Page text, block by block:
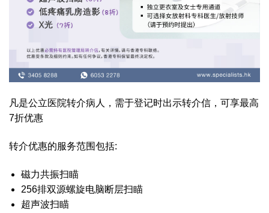
凡是公立医院转介病人，需于登记时出示转介信，可享最高
7折优惠
转介优惠的服务范围包括:
磁力共振扫瞄
256排双源螺旋电脑断层扫瞄
超声波扫瞄